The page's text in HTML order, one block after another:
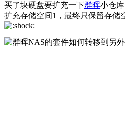
买了块硬盘要扩充一下群晖小仓
扩充存储空间1，最终只保留存储